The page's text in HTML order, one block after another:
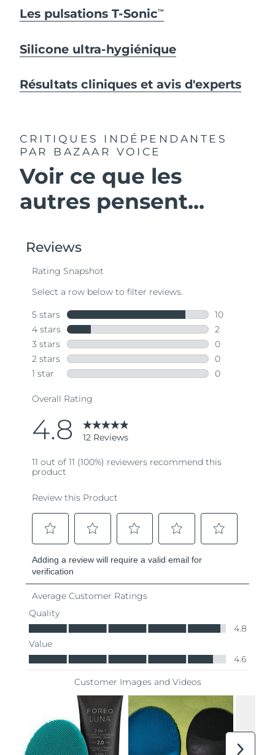
Les pulsations T-SonicTM
Silicone ultra-hygiénique
Résultats cliniques et avis d'experts
CRITIQUES INDÉPENDANTES
PAR BAZAAR VOICE
Voir ce que les
autres pensent...